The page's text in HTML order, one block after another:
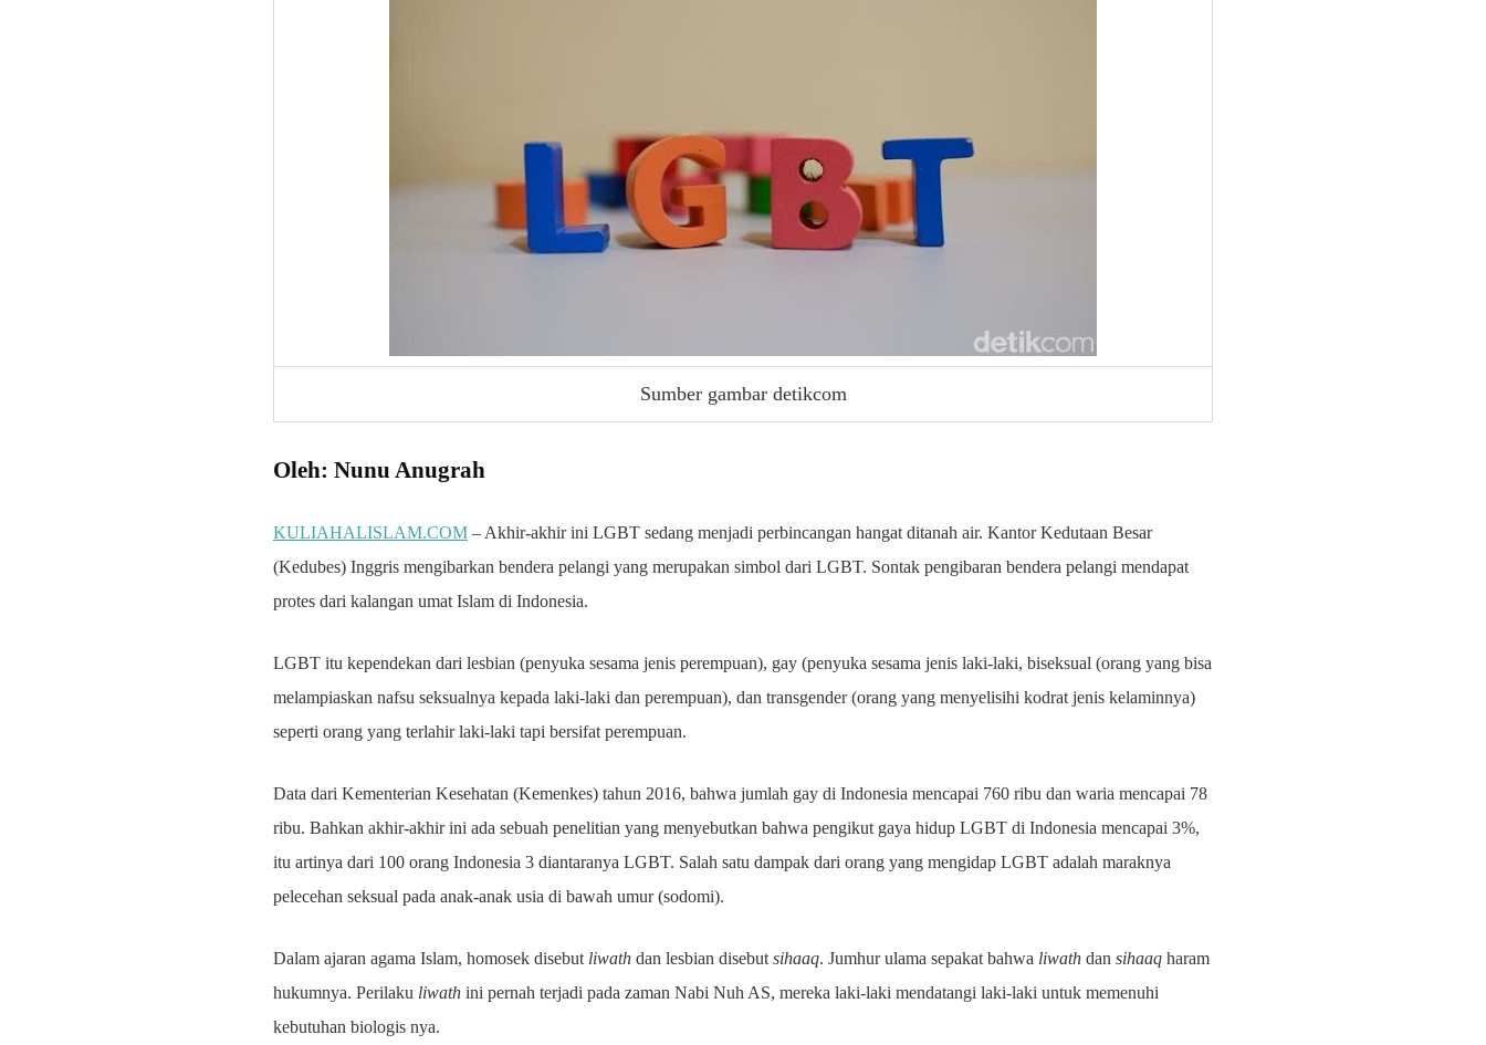
Sumber gambar detikcom
Oleh: Nunu Anugrah
KULIAHALISLAM.COM – Akhir-akhir ini LGBT sedang menjadi perbincangan hangat ditanah air. Kantor Kedutaan Besar
(Kedubes) Inggris mengibarkan bendera pelangi yang merupakan simbol dari LGBT. Sontak pengibaran bendera pelangi mendapat
protes dari kalangan umat Islam di Indonesia.
LGBT itu kependekan dari lesbian (penyuka sesama jenis perempuan), gay (penyuka sesama jenis laki-laki, biseksual (orang yang bisa
melampiaskan nafsu seksualnya kepada laki-laki dan perempuan), dan transgender (orang yang menyelisihi kodrat jenis kelaminnya)
seperti orang yang terlahir laki-laki tapi bersifat perempuan.
Data dari Kementerian Kesehatan (Kemenkes) tahun 2016, bahwa jumlah gay di Indonesia mencapai 760 ribu dan waria mencapai 78
ribu. Bahkan akhir-akhir ini ada sebuah penelitian yang menyebutkan bahwa pengikut gaya hidup LGBT di Indonesia mencapai 3%,
itu artinya dari 100 orang Indonesia 3 diantaranya LGBT. Salah satu dampak dari orang yang mengidap LGBT adalah maraknya
pelecehan seksual pada anak-anak usia di bawah umur (sodomi).
Dalam ajaran agama Islam, homosek disebut liwath dan lesbian disebut sihaaq. Jumhur ulama sepakat bahwa liwath dan sihaaq haram
hukumnya. Perilaku liwath ini pernah terjadi pada zaman Nabi Nuh AS, mereka laki-laki mendatangi laki-laki untuk memenuhi
kebutuhan biologis nya.